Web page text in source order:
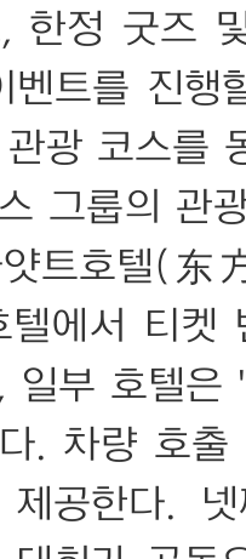
한정 굿즈
벤트를 진
광 코스를
그룹의 관
얏트호텔(
에서 티켓
일부 호텔
. 차량 호
공한다.